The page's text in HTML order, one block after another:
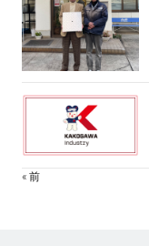
« 前